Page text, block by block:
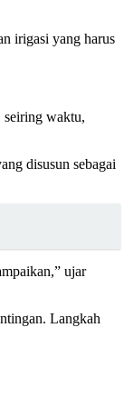
irigasi yang harus
seiring waktu,
disusun sebagai
ujar
Langkah